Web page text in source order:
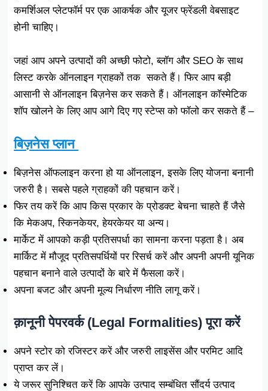
कमर्शिअल प्लेटफॉर्म पर एक आकर्षक और यूजर फ्रेंडली वेबसाइट
होनी चाहिए।
जहां आप अपने उत्पादों की अच्छी फोटो, ब्लॉग और SEO के साथ
लिस्ट करके ऑनलाइन ग्राहकों तक सकते हैं। फिर आप बड़ी
आसानी से ऑनलाइन बिज़नेस कर सकते हैं। ऑनलाइन कॉस्मेटिक
शॉप खोलने के लिए आप आगे दिए गए स्टेप्स को फॉलो कर सकते हैं –
बिज़नेस प्लान
बिज़नेस ऑफलाइन करना हो या ऑनलाइन, इसके लिए योजना बनानी
जरुरी है। सबसे पहले ग्राहकों की पहचान करें।
फिर तय करें कि आप किस प्रकार के प्रोडक्ट बेचना चाहते हैं जैसे
कि मेकअप, स्किनकेयर, हेयरकेयर या अन्य।
मार्केट में आपको कड़ी प्रतिसपर्धा का सामना करना पड़ता है। अब
मार्किट में मौजूद प्रतिसपर्धियों पर रिसर्च करें और अपनी अपनी यूनिक
पहचान बनाने वाले उत्पादों के बारे में फैसला करें।
अपना बजट और अपनी मूल्य निर्धारण नीति लागू करें।
क़ानूनी पेपरवर्क (Legal Formalities) पूरा करें
अपने स्टोर को रजिस्टर करें और जरुरी लाइसेंस और परमिट आदि
प्राप्त कर लें।
ये जरूर सुनिश्चित करें कि आपके उत्पाद सम्बंधित सौंदर्य उत्पाद